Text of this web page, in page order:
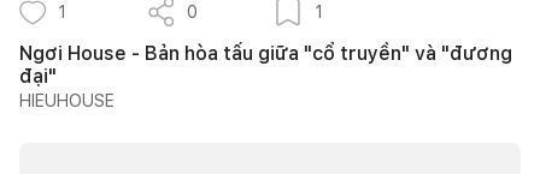
1 0 1
Ngơi House - Bản hòa tấu giữa "cổ truyền" và "đương
đại"
HIEUHOUSE